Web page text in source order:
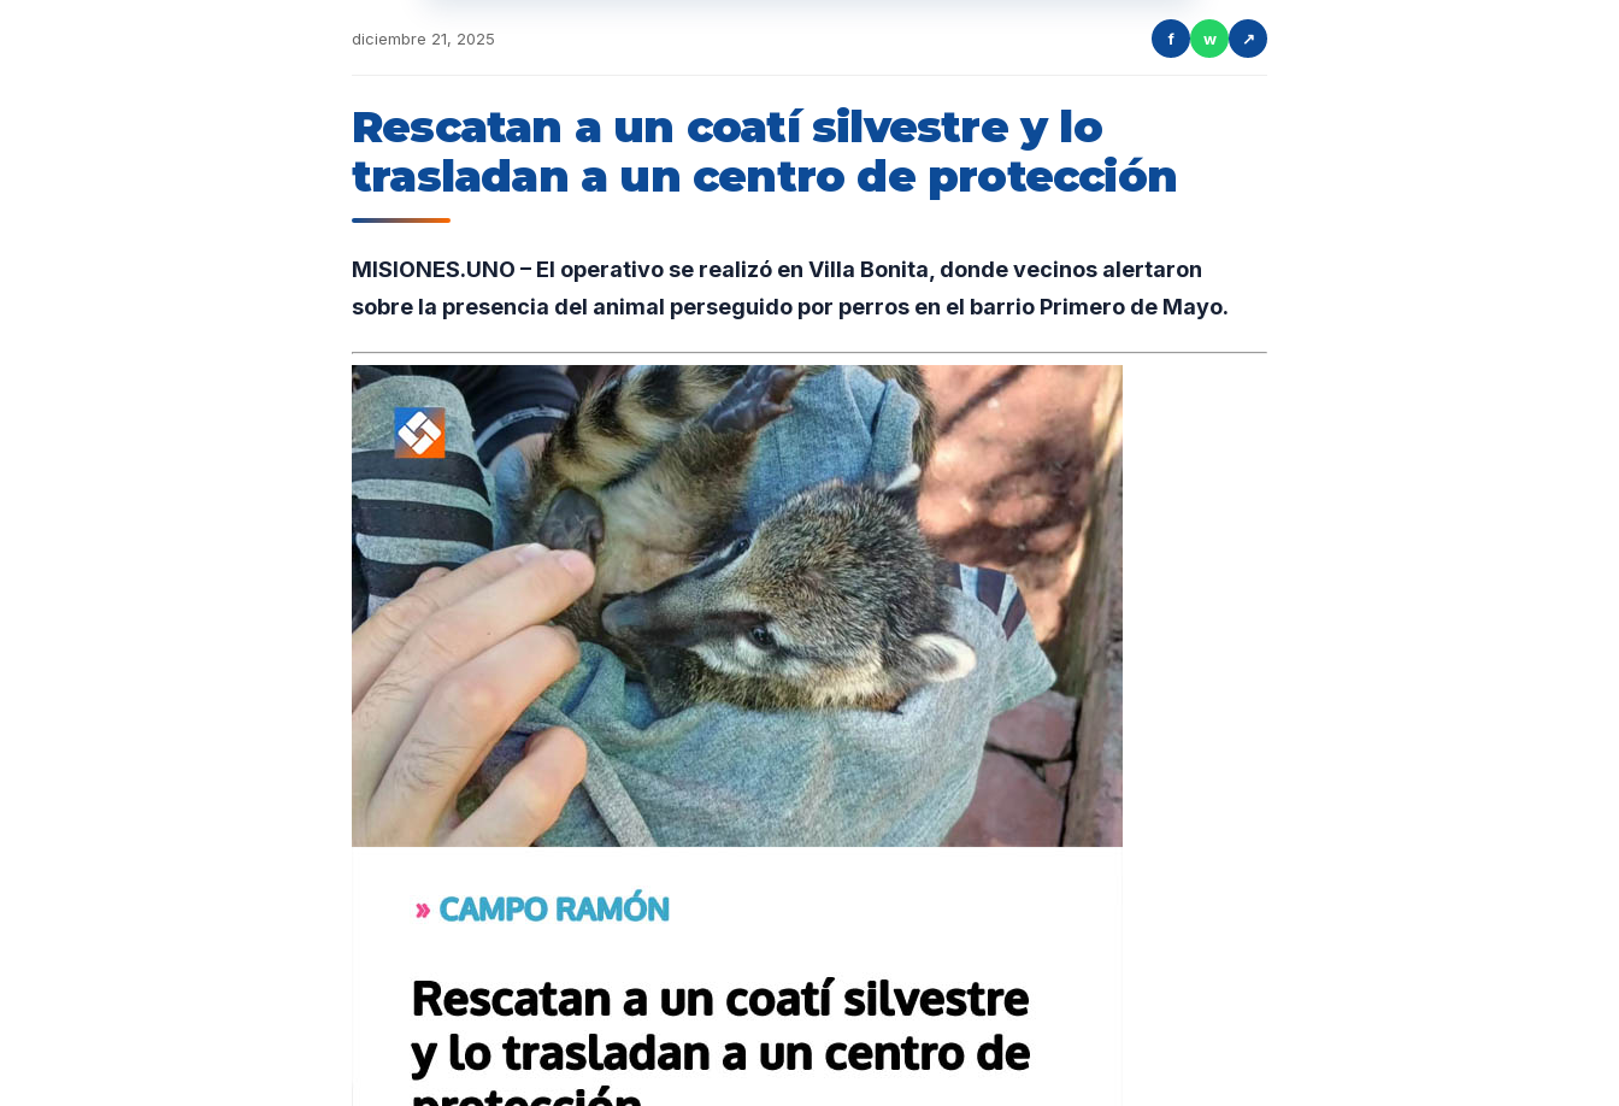
diciembre 21, 2025 f w ↗
Rescatan a un coatí silvestre y lo
trasladan a un centro de protección
MISIONES.UNO – El operativo se realizó en Villa Bonita, donde vecinos alertaron
sobre la presencia del animal perseguido por perros en el barrio Primero de Mayo.